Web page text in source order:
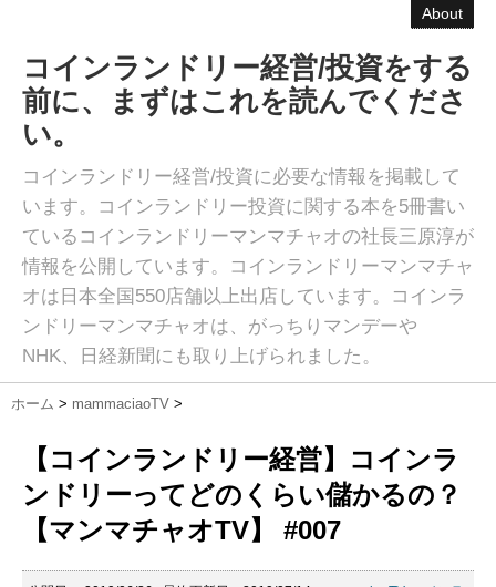
About
コインランドリー経営/投資をする
前に、まずはこれを読んでくださ
い。
コインランドリー経営/投資に必要な情報を掲載して
います。コインランドリー投資に関する本を5冊書い
ているコインランドリーマンマチャオの社長三原淳が
情報を公開しています。コインランドリーマンマチャ
オは日本全国550店舗以上出店しています。コインラ
ンドリーマンマチャオは、がっちりマンデーや
NHK、日経新聞にも取り上げられました。
ホーム > mammaciaoTV >
【コインランドリー経営】コインラ
ンドリーってどのくらい儲かるの？
【マンマチャオTV】 #007